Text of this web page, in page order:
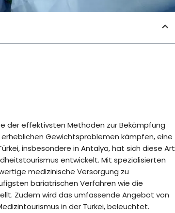
der effektivsten Methoden zur Bekämpfung
Gewichtsproblemen kämpfen, eine
insbesondere in Antalya, hat sich diese Art
entwickelt. Mit spezialisierten
medizinische Versorgung zu
bariatrischen Verfahren wie die
Zudem wird das umfassende Angebot von
in der Türkei, beleuchtet.